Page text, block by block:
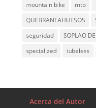
mountain bike
mtb
QUEBRANTAHUESOS
seguridad
SOPLAO
specialized
tubeless
Acerca del Autor